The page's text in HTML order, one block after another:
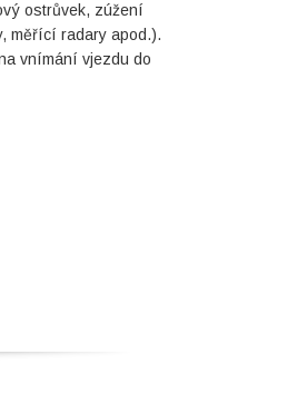
ostrůvek, zúžení
měřící radary apod.).
vnímání vjezdu do